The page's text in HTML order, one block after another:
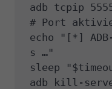
adb tcpip
# Port
echo "[*]
s …"
sleep
adb kill-